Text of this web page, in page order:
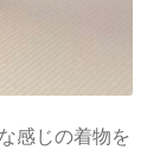
感じの着物を